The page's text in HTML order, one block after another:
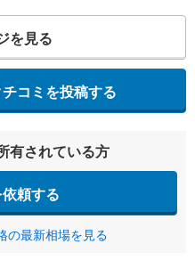
を見る
コミを投稿する
有されている方
頼する
の最新相場を見る